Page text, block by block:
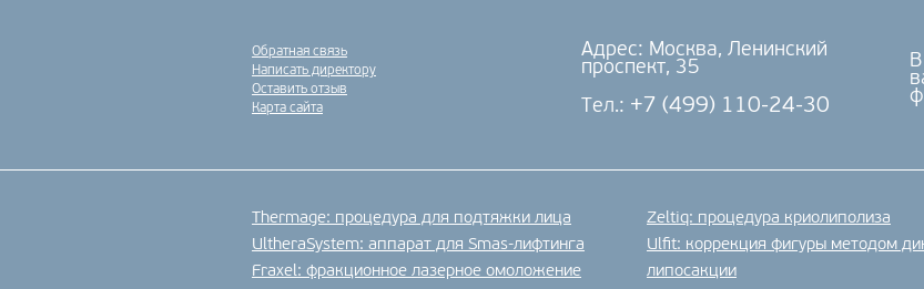
Обратная связь
Написать директору
Оставить отзыв
Карта сайта
Адрес: Москва, Ленинский
проспект, 35
Тел.: +7 (499) 110-24-30
Thermage: процедура для подтяжки лица
UltheraSystem: аппарат для Smas-лифтинга
Fraxel: фракционное лазерное омоложение
Zeltiq: процедура криолиполиза
Ulfit: коррекция фигуры методом
липосакции